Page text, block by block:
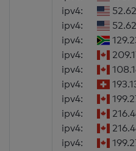
ipv4:
ipv4:
ipv4:
ipv4:
ipv4:
ipv4:
ipv4:
ipv4:
ipv4:
ipv4: